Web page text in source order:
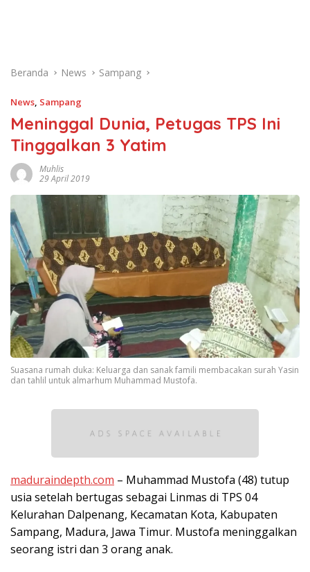
Beranda News Sampang
News, Sampang
Meninggal Dunia, Petugas TPS Ini
Tinggalkan 3 Yatim
Muhlis
29 April 2019
Suasana rumah duka: Keluarga dan sanak famili membacakan surah Yasin
dan tahlil untuk almarhum Muhammad Mustofa.
maduraindepth.com – Muhammad Mustofa (48) tutup
usia setelah bertugas sebagai Linmas di TPS 04
Kelurahan Dalpenang, Kecamatan Kota, Kabupaten
Sampang, Madura, Jawa Timur. Mustofa meninggalkan
seorang istri dan 3 orang anak.